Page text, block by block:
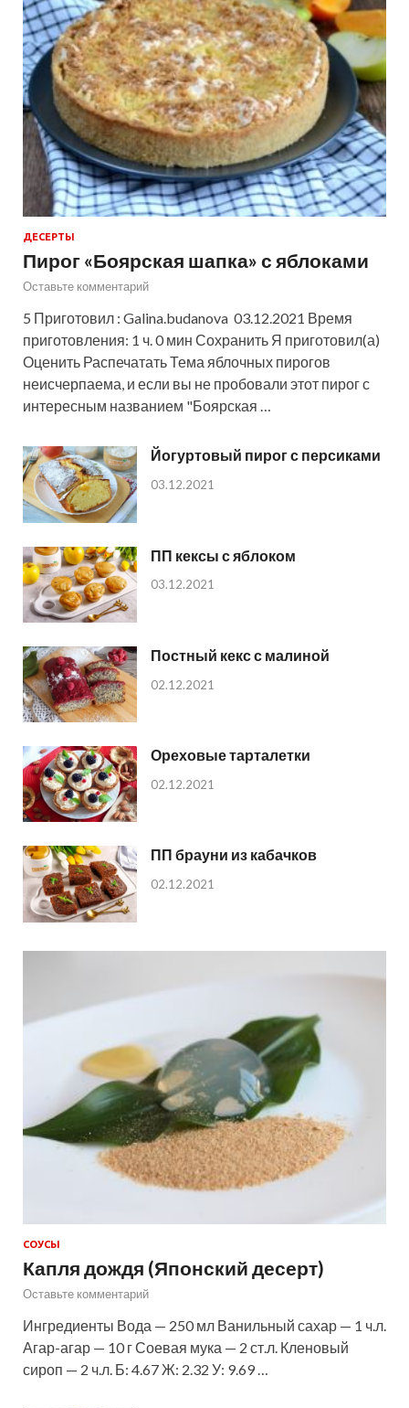
ДЕСЕРТЫ
Пирог «Боярская шапка» с яблоками
Оставьте комментарий
5 Приготовил : Galina.budanova 03.12.2021 Время
приготовления: 1 ч. 0 мин Сохранить Я приготовил(а)
Оценить Распечатать Тема яблочных пирогов
неисчерпаема, и если вы не пробовали этот пирог с
интересным названием "Боярская …
Йогуртовый пирог с персиками
03.12.2021
ПП кексы с яблоком
03.12.2021
Постный кекс с малиной
02.12.2021
Ореховые тарталетки
02.12.2021
ПП брауни из кабачков
02.12.2021
СОУСЫ
Капля дождя (Японский десерт)
Оставьте комментарий
Ингредиенты Вода — 250 мл Ванильный сахар — 1 ч.л.
Агар-агар — 10 г Соевая мука — 2 ст.л. Кленовый
сироп — 2 ч.л. Б: 4.67 Ж: 2.32 У: 9.69 …